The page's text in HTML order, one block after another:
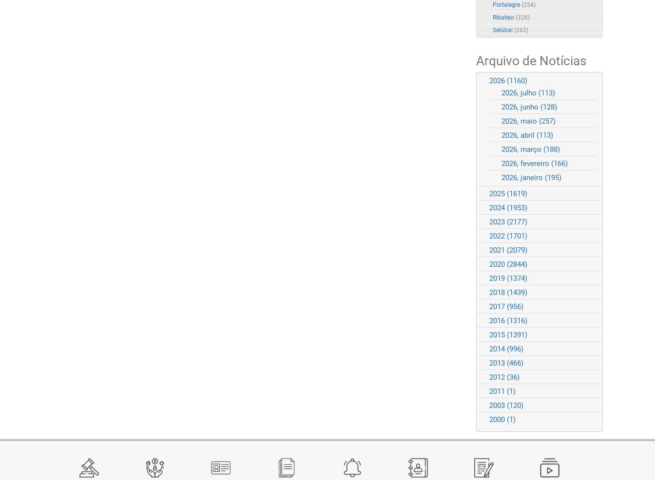
Portalegre (254)
Ribatejo (326)
Setúbal (263)
Arquivo de Notícias
2026 (1160)
2026, julho (113)
2026, junho (128)
2026, maio (257)
2026, abril (113)
2026, março (188)
2026, fevereiro (166)
2026, janeiro (195)
2025 (1619)
2024 (1953)
2023 (2177)
2022 (1701)
2021 (2079)
2020 (2844)
2019 (1374)
2018 (1439)
2017 (956)
2016 (1316)
2015 (1391)
2014 (996)
2013 (466)
2012 (36)
2011 (1)
2003 (120)
2000 (1)